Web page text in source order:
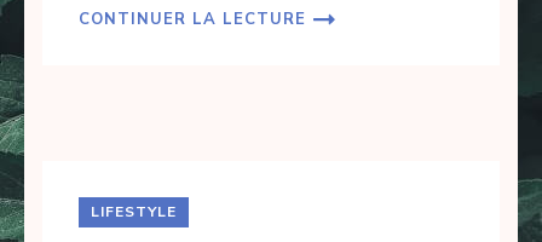
CONTINUER LA LECTURE
LIFESTYLE